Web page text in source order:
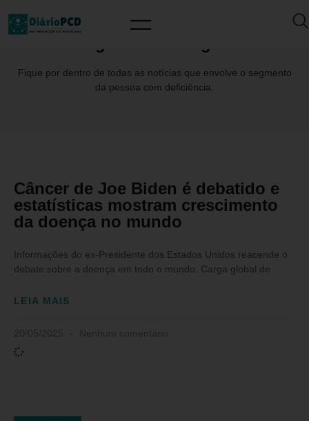
Fique por dentro de todas as notícias que envolve o segmento
da pessoa com deficiência.
Câncer de Joe Biden é debatido e
estatísticas mostram crescimento
da doença no mundo
Informações do ex-Presidente dos Estados Unidos reacende o
debate sobre a doença em todo o mundo. Carga global de
LEIA MAIS